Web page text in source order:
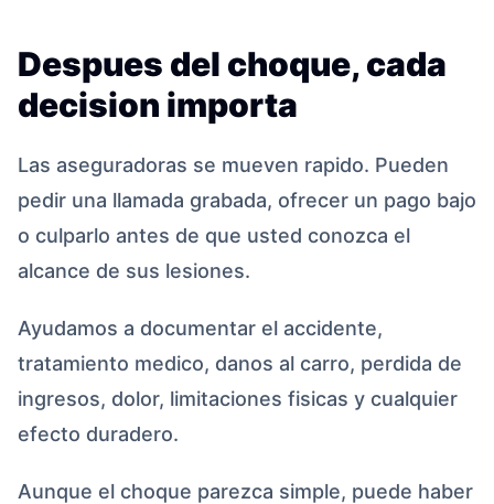
Despues del choque, cada
decision importa
Las aseguradoras se mueven rapido. Pueden
pedir una llamada grabada, ofrecer un pago bajo
o culparlo antes de que usted conozca el
alcance de sus lesiones.
Ayudamos a documentar el accidente,
tratamiento medico, danos al carro, perdida de
ingresos, dolor, limitaciones fisicas y cualquier
efecto duradero.
Aunque el choque parezca simple, puede haber